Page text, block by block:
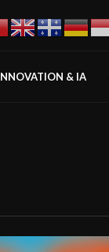
& IA